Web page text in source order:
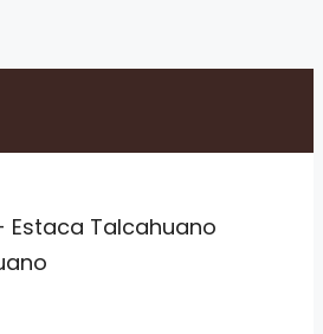
Estaca Talcahuano